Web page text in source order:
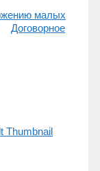
малых
Договорное